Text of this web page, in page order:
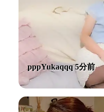
pppYukaqqq 5分前